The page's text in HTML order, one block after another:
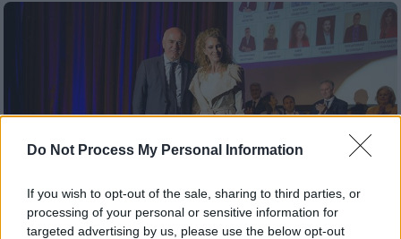
Do Not Process My Personal Information
If you wish to opt-out of the sale, sharing to third parties, or
processing of your personal or sensitive information for
targeted advertising by us, please use the below opt-out